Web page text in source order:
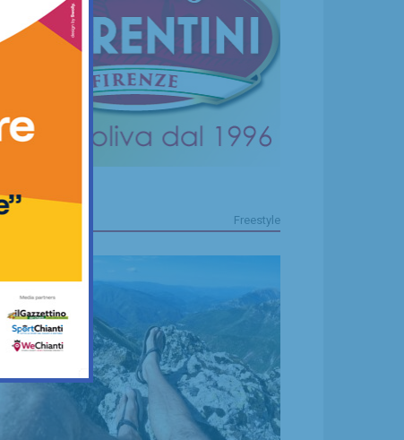
FREESTYLE Freestyle